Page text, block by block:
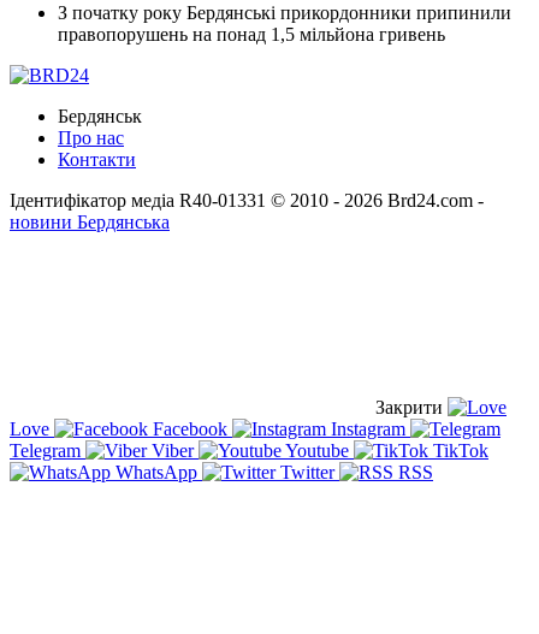
З початку року Бердянські прикордонники припинили
правопорушень на понад 1,5 мільйона гривень
Бердянськ
Про нас
Контакти
Ідентифікатор медіа R40-01331 © 2010 - 2026 Brd24.com -
новини Бердянська
Закрити
Love
Facebook
Instagram
Telegram
Viber Youtube
TikTok
WhatsApp
Twitter RSS